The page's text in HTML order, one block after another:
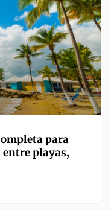
para
entre playas,